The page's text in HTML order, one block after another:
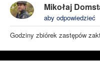
Mikołaj
aby odpowiedzieć
Godziny zbiórek zastępów